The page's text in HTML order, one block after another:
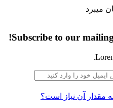
Subscribe to our
مقدار آن نیاز است؟